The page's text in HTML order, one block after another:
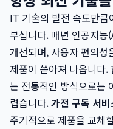
IT 기술의 발전 속도만큼
부십니다. 매년 인공지능
개선되며, 사용자 편의성
제품이 쏟아져 나옵니다
는 전통적인 방식으로는
렵습니다.가전 구독 서비
주기적으로 제품을 교체